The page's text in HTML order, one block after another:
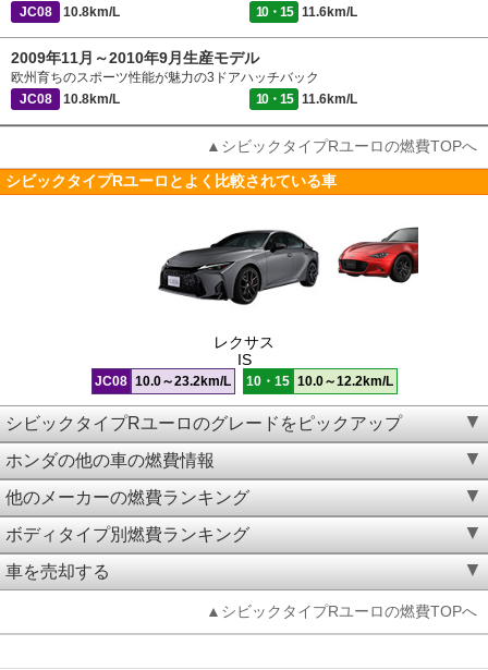
JC08
10.8km/L 10・15 11.6km/L
2009年11月～2010年9月生産モデル
欧州育ちのスポーツ性能が魅力の3ドアハッチバック
JC08
10.8km/L 10・15 11.6km/L
▲シビックタイプRユーロの燃費TOPへ
シビックタイプRユーロとよく比較されている車
レクサス
IS
JC08 10.0～23.2km/L 10・15 10.0～12.2km/L
シビックタイプRユーロのグレードをピックアップ
ホンダの他の車の燃費情報
他のメーカーの燃費ランキング
ボディタイプ別燃費ランキング
車を売却する
▲シビックタイプRユーロの燃費TOPへ